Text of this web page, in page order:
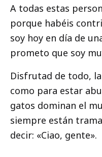
A todas estas
porque habéis
soy hoy en día de
prometo que soy
Disfrutad de todo,
como para estar
gatos dominan el
siempre están
decir: «Ciao, gente».